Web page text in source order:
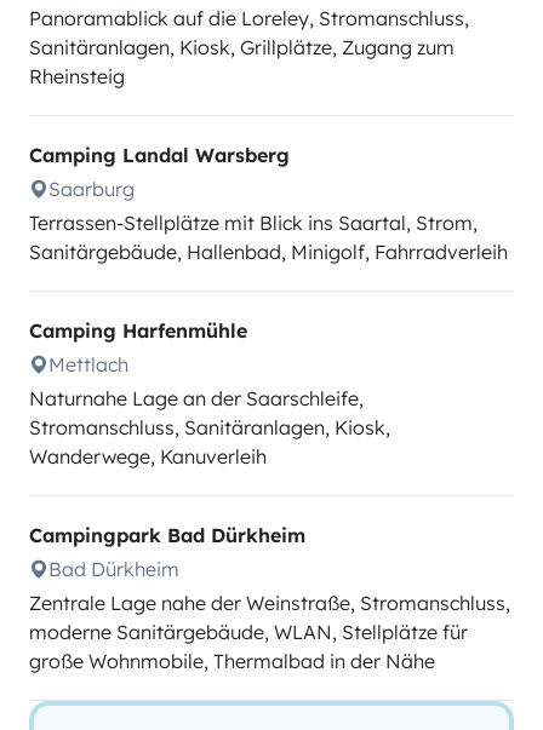
Panoramablick auf die Loreley, Stromanschluss,
Sanitäranlagen, Kiosk, Grillplätze, Zugang zum
Rheinsteig
Camping Landal Warsberg
Saarburg
Terrassen-Stellplätze mit Blick ins Saartal, Strom,
Sanitärgebäude, Hallenbad, Minigolf, Fahrradverleih
Camping Harfenmühle
Mettlach
Naturnahe Lage an der Saarschleife,
Stromanschluss, Sanitäranlagen, Kiosk,
Wanderwege, Kanuverleih
Campingpark Bad Dürkheim
Bad Dürkheim
Zentrale Lage nahe der Weinstraße, Stromanschluss,
moderne Sanitärgebäude, WLAN, Stellplätze für
große Wohnmobile, Thermalbad in der Nähe